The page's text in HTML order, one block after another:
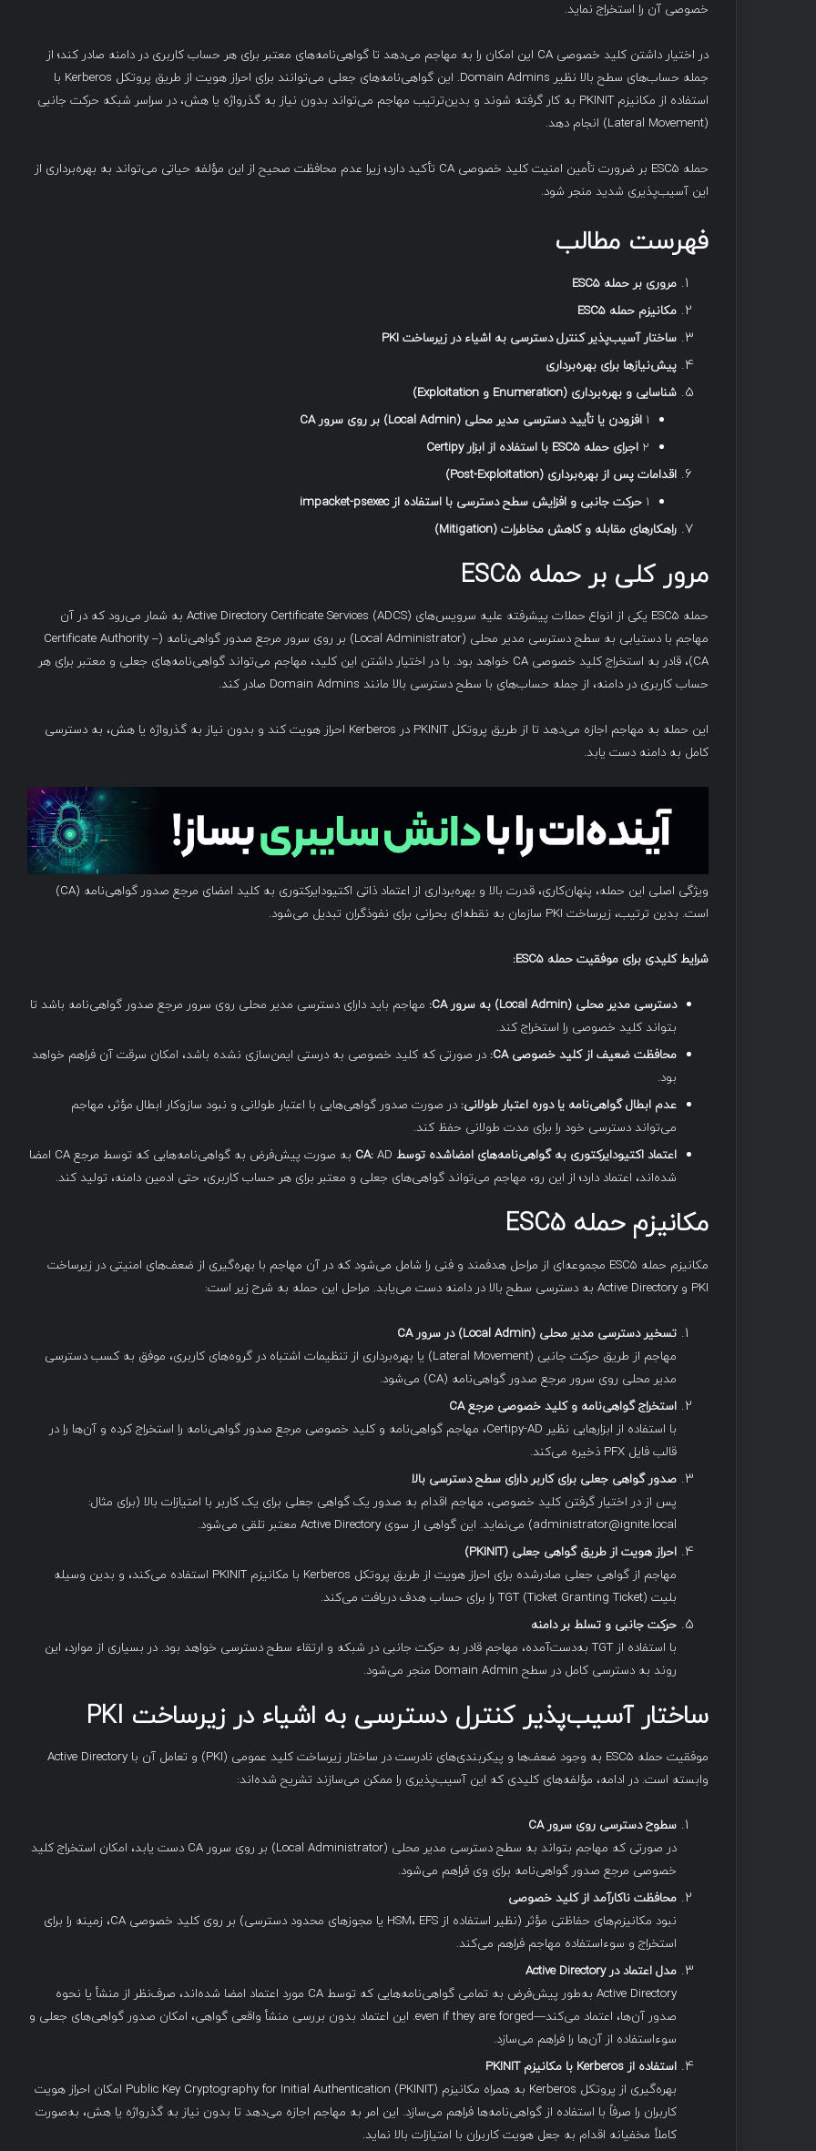
خصوصی آن را استخراج نماید.
در اختیار داشتن کلید خصوصی CA این امکان را به مهاجم می‌دهد تا گواهی‌نامه‌های معتبر برای هر حساب کاربری در دامنه صادر کند؛ از
جمله حساب‌های سطح بالا نظیر Domain Admins. این گواهی‌نامه‌های جعلی می‌توانند برای احراز هویت از طریق پروتکل Kerberos با
استفاده از مکانیزم PKINIT به کار گرفته شوند و بدین‌ترتیب مهاجم می‌تواند بدون نیاز به گذرواژه یا هش، در سراسر شبکه حرکت جانبی
(Lateral Movement) انجام دهد.
حمله ESC5 بر ضرورت تأمین امنیت کلید خصوصی CA تأکید دارد؛ زیرا عدم محافظت صحیح از این مؤلفه حیاتی می‌تواند به بهره‌برداری از
این آسیب‌پذیری شدید منجر شود.
فهرست مطالب
مروری بر حمله
مکانیزم حمله
ساختار آسیب‌پذیر کنترل دسترسی به اشیاء در زیرساخت
پیش‌نیازها برای بهره‌برداری
شناسایی و بهره‌برداری (Enumeration و
۱ افزودن یا تأیید دسترسی مدیر محلی (Local Admin) بر روی سرور CA
۲ اجرای حمله با استفاده از ابزار Certipy
اقدامات پس از بهره‌برداری (Post-Exploitation)
۱ حرکت جانبی و افزایش سطح دسترسی با استفاده از impacket-psexec
راهکارهای مقابله و کاهش مخاطرات (Mitigation)
مرور کلی بر حمله ESC5
حمله ESC5 یکی از انواع حملات پیشرفته علیه سرویس‌های Active Directory Certificate Services (ADCS) به شمار می‌رود که در آن
مهاجم با دستیابی به سطح دسترسی مدیر محلی (Local Administrator) بر روی سرور مرجع صدور گواهی‌نامه (Certificate Authority –
CA)، قادر به استخراج کلید خصوصی CA خواهد بود. با در اختیار داشتن این کلید، مهاجم می‌تواند گواهی‌نامه‌های جعلی و معتبر برای هر
حساب کاربری در دامنه، از جمله حساب‌های با سطح دسترسی بالا مانند Domain Admins صادر کند.
این حمله به مهاجم اجازه می‌دهد تا از طریق پروتکل PKINIT در Kerberos احراز هویت کند و بدون نیاز به گذرواژه یا هش، به دسترسی
کامل به دامنه دست یابد.
ویژگی اصلی این حمله، پنهان‌کاری، قدرت بالا و بهره‌برداری از اعتماد ذاتی اکتیودایرکتوری به کلید امضای مرجع صدور گواهی‌نامه (CA)
است. بدین ترتیب، زیرساخت PKI سازمان به نقطه‌ای بحرانی برای نفوذگران تبدیل می‌شود.
شرایط کلیدی برای موفقیت حمله
دسترسی مدیر محلی (Local Admin) به سرورCA:
مهاجم باید دارای دسترسی مدیر محلی روی سرور مرجع صدور گواهی‌نامه باشد تا
بتواند کلید خصوصی را استخراج کند.
محافظت ضعیف از کلید خصوصی CA:
در صورتی که کلید خصوصی به درستی ایمن‌سازی نشده باشد، امکان سرقت آن فراهم خواهد
بود.
عدم ابطال گواهی‌نامه یا دوره اعتبار طولانی: در صورت صدور گواهی‌هایی با اعتبار طولانی و نبود سازوکار ابطال مؤثر، مهاجم
می‌تواند دسترسی خود را برای مدت طولانی حفظ کند.
اعتماد اکتیودایرکتوری به گواهی‌نامه‌های امضاشده توسط
AD به صورت پیش‌فرض به گواهی‌نامه‌هایی که توسط مرجع CA امضا
شده‌اند، اعتماد دارد؛ از این رو، مهاجم می‌تواند گواهی‌های جعلی و معتبر برای هر حساب کاربری، حتی ادمین دامنه، تولید کند.
مکانیزم حمله ESC5
مکانیزم حمله ESC5 مجموعه‌ای از مراحل هدفمند و فنی را شامل می‌شود که در آن مهاجم با بهره‌گیری از ضعف‌های امنیتی در زیرساخت
PKI و Active Directory به دسترسی سطح بالا در دامنه دست می‌یابد. مراحل این حمله به شرح زیر است:
تسخیر دسترسی مدیر محلی (Local Admin) در سرور CA
مهاجم از طریق حرکت جانبی (Lateral Movement) یا بهره‌برداری از تنظیمات اشتباه در گروه‌های کاربری، موفق به کسب دسترسی
مدیر محلی روی سرور مرجع صدور گواهی‌نامه (CA) می‌شود.
استخراج گواهی‌نامه و کلید خصوصی مرجعCA
با استفاده از ابزارهایی نظیر Certipy-AD، مهاجم گواهی‌نامه و کلید خصوصی مرجع صدور گواهی‌نامه را استخراج کرده و آن‌ها را در
قالب فایل PFX ذخیره می‌کند.
صدور گواهی جعلی برای کاربر دارای سطح دسترسی بالا
پس از در اختیار گرفتن کلید خصوصی، مهاجم اقدام به صدور یک گواهی جعلی برای یک کاربر با امتیازات بالا (برای مثال:
administrator@ignite.local) می‌نماید. این گواهی از سوی Active Directory معتبر تلقی می‌شود.
احراز هویت از طریق گواهی جعلی (PKINIT)
مهاجم از گواهی جعلی صادرشده برای احراز هویت از طریق پروتکل Kerberos با مکانیزم PKINIT استفاده می‌کند، و بدین وسیله
بلیت TGT (Ticket Granting Ticket) را برای حساب هدف دریافت می‌کند.
حرکت جانبی و تسلط بر دامنه
با استفاده از TGT به‌دست‌آمده، مهاجم قادر به حرکت جانبی در شبکه و ارتقاء سطح دسترسی خواهد بود. در بسیاری از موارد، این
روند به دسترسی کامل در سطح Domain Admin منجر می‌شود.
ساختار آسیب‌پذیر کنترل دسترسی به اشیاء در زیرساخت PKI
موفقیت حمله ESC5 به وجود ضعف‌ها و پیکربندی‌های نادرست در ساختار زیرساخت کلید عمومی (PKI) و تعامل آن با Active Directory
وابسته است. در ادامه، مؤلفه‌های کلیدی که این آسیب‌پذیری را ممکن می‌سازند تشریح شده‌اند:
سطوح دسترسی روی سرورCA
در صورتی که مهاجم بتواند به سطح دسترسی مدیر محلی (Local Administrator) بر روی سرور CA دست یابد، امکان استخراج کلید
خصوصی مرجع صدور گواهی‌نامه برای وی فراهم می‌شود.
محافظت ناکارآمد از کلید خصوصی
نبود مکانیزم‌های حفاظتی مؤثر (نظیر استفاده از HSM، EFS یا مجوزهای محدود دسترسی) بر روی کلید خصوصی CA، زمینه را برای
استخراج و سوءاستفاده مهاجم فراهم می‌کند.
مدل اعتماد درActive Directory
Active Directory به‌طور پیش‌فرض به تمامی گواهی‌نامه‌هایی که توسط CA مورد اعتماد امضا شده‌اند، صرف‌نظر از منشأ یا نحوه
صدور آن‌ها، اعتماد می‌کند—even if they are forged. این اعتماد بدون بررسی منشأ واقعی گواهی، امکان صدور گواهی‌های جعلی و
سوء‌استفاده از آن‌ها را فراهم می‌سازد.
استفاده ازKerberos با مکانیزم PKINIT
بهره‌گیری از پروتکل Kerberos به همراه مکانیزم Public Key Cryptography for Initial Authentication (PKINIT) امکان احراز هویت
کاربران را صرفاً با استفاده از گواهی‌نامه‌ها فراهم می‌سازد. این امر به مهاجم اجازه می‌دهد تا بدون نیاز به گذرواژه یا هش، به‌صورت
کاملاً مخفیانه اقدام به جعل هویت کاربران با امتیازات بالا نماید.